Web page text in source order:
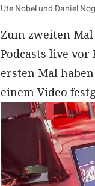
Ute Nobel und Daniel
Zum zweiten
Podcasts live
ersten Mal
einem Video